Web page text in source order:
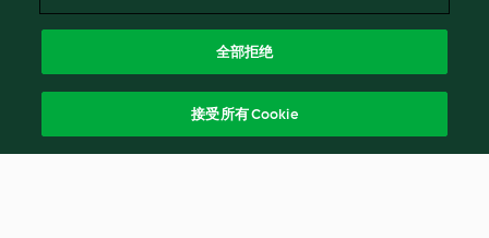
全部拒绝
接受所有 Cookie